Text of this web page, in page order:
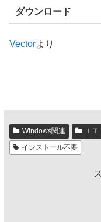
ダウンロード
Vectorより
Windows関連 Ｉ
インストール不要